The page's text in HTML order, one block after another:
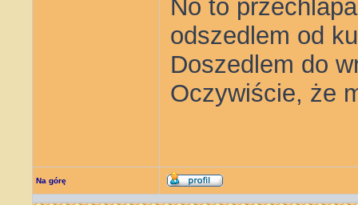
No to
odszedlem od
Doszedlem do
Oczywiście, że
Na górę